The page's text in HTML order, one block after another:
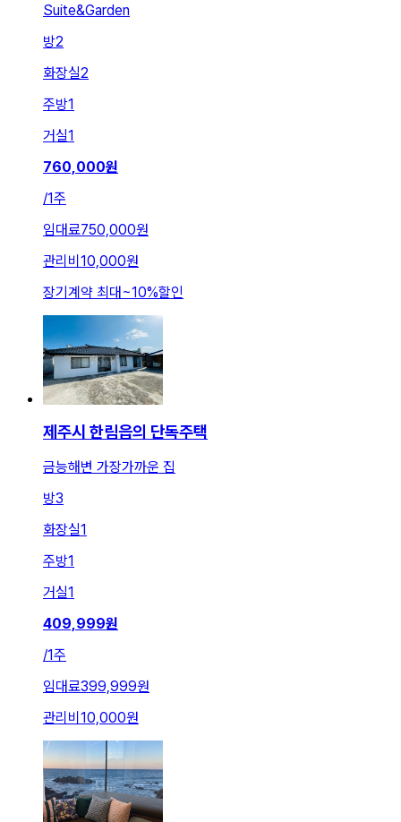
Suite&Garden
방2
화장실2
주방1
거실1
760,000원
/1주
임대료750,000원
관리비 10,000원
장기계약 최대~10%할인
제주시 한림읍의 단독주택
금능해변 가장가까운 집
방3
화장실1
주방1
거실1
409,999원
/1주
임대료399,999원
관리비 10,000원